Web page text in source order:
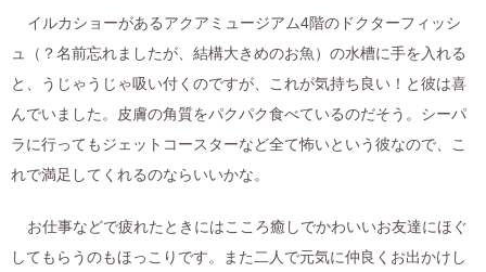
イルカショーがあるアクアミュージアム4階のドクターフィッシ
ュ（？名前忘れましたが、結構大きめのお魚）の水槽に手を入れる
と、うじゃうじゃ吸い付くのですが、これが気持ち良い！と彼は喜
んでいました。皮膚の角質をパクパク食べているのだそう。シーパ
ラに行ってもジェットコースターなど全て怖いという彼なので、こ
れで満足してくれるのならいいかな。
お仕事などで疲れたときにはこころ癒しでかわいいお友達にほぐ
してもらうのもほっこりです。また二人で元気に仲良くお出かけし